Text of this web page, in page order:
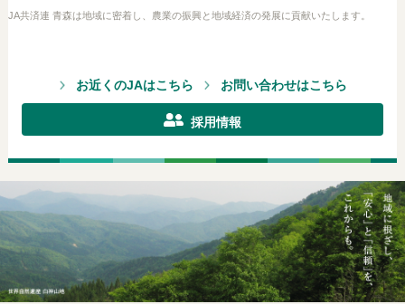
JA共済連 青森は地域に密着し、農業の振興と地域経済の発展に貢献いたします。
お近くのJAはこちら お問い合わせはこちら
採用情報